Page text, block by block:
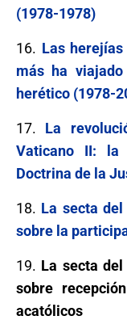
(1978-1978)
16. Las
más ha
herético (1978-
17. La
Vaticano II: la
Doctrina de la
18. La secta
sobre la
19. La secta
sobre
acatólicos